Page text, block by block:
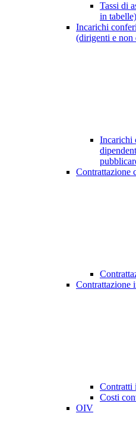
Tassi di
in tabelle)
Incarichi
(dirigenti e non
Incarichi
Contrattazione
Contrattazione
Contratti
Costi
OIV